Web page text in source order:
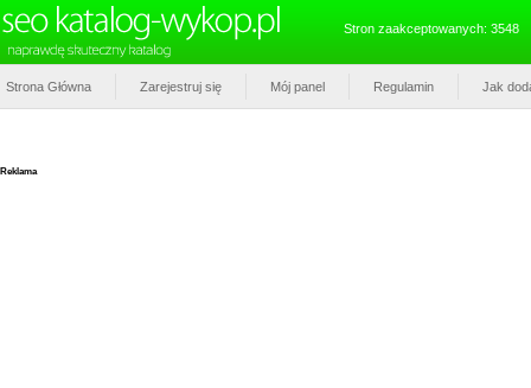
Stron zaakceptowanych: 3548
Strona Główna Zarejestruj się Mój panel Regulamin Jak
Reklama